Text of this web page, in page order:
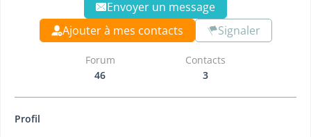
Envoyer un message
Ajouter à mes contacts
Signaler
Forum
46
Contacts
3
Profil